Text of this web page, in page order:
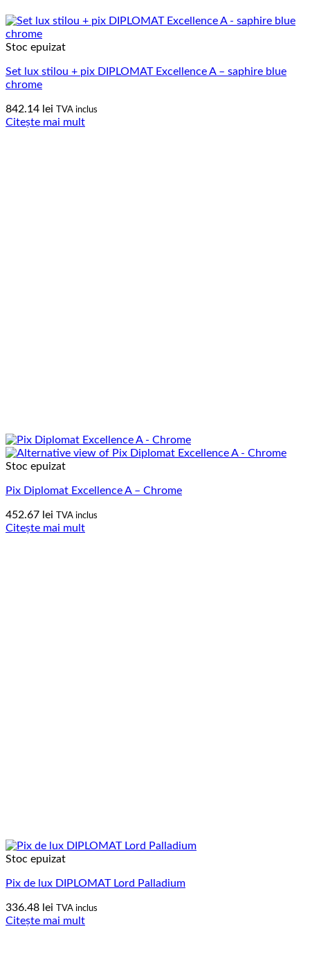
Stoc epuizat
Set lux stilou + pix DIPLOMAT Excellence A – saphire blue
chrome
842.14 lei TVA inclus
Citește mai mult
Stoc epuizat
Pix Diplomat Excellence A – Chrome
452.67 lei TVA inclus
Citește mai mult
Stoc epuizat
Pix de lux DIPLOMAT Lord Palladium
336.48 lei TVA inclus
Citește mai mult